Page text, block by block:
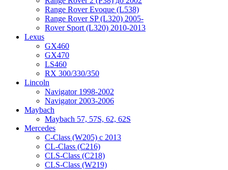
Range Rover Evoque (L538)
Range Rover SP (L320) 2005-
Rover Sport (L320) 2010-2013
Lexus
GX460
GX470
LS460
RX 300/330/350
Lincoln
Navigator 1998-2002
Navigator 2003-2006
Maybach
Maybach 57, 57S, 62, 62S
Mercedes
C-Class (W205) с 2013
CL-Class (C216)
CLS-Class (C218)
CLS-Class (W219)